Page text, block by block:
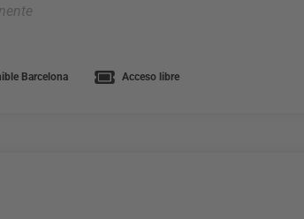
Barcelona Acceso libre